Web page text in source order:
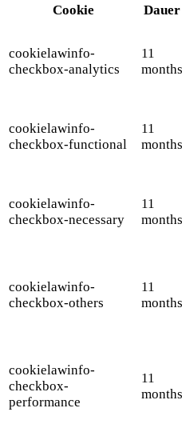
Cookie
Dauer
cookielawinfo-
checkbox-analytics
11
months
cookielawinfo-
checkbox-functional
11
months
cookielawinfo-
checkbox-necessary
11
months
cookielawinfo-
checkbox-others
11
months
cookielawinfo-
checkbox-
performance
11
months